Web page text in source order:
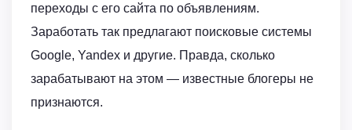
переходы с его сайта по объявлениям.
Заработать так предлагают поисковые системы
Google, Yandex и другие. Правда, сколько
зарабатывают на этом — известные блогеры не
признаются.